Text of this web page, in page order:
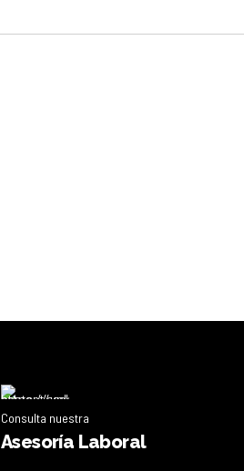
Consulta nuestra
Asesoría Laboral